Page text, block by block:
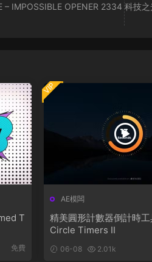
– IMPOSSIBLE OPENER 2334 科技之
T
免費
AE模闆
精美圓形計數器倒計時
Circle Timers II
06-08 2.01k
VIP